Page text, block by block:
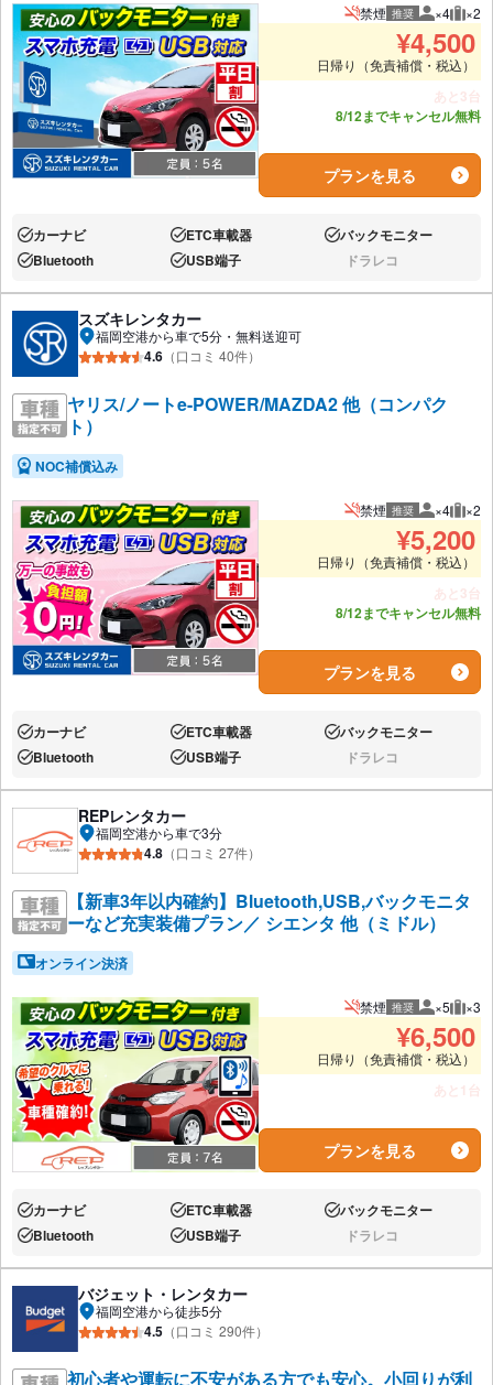
禁煙 推奨 推奨人数
×4 推
×2
¥4,500
日帰り（免責補償・税込）
あと3台
8/12までキャンセル無料
プランを見る
あり:カーナビ あり:ETC車載器 あり:バックモニター
あり:Bluetooth あり:USB端子 なし:ドラレコ
スズキレンタカー
福岡空港から車で5分・無料送迎可
4.6 （口コミ 40件）
ヤリス/ノートe-POWER/MAZDA2 他（コンパク
ト）
NOC補償込み
禁煙 推奨 推奨人数
×4 推
×2
¥5,200
日帰り（免責補償・税込）
あと3台
8/12までキャンセル無料
プランを見る
あり:カーナビ あり:ETC車載器 あり:バックモニター
あり:Bluetooth あり:USB端子 なし:ドラレコ
REPレンタカー
福岡空港から車で3分
4.8 （口コミ 27件）
【新車3年以内確約】Bluetooth,USB,バックモニタ
ーなど充実装備プラン／ シエンタ 他（ミドル）
オンライン決済
禁煙 推奨 推奨人数
×5 推
×3
¥6,500
日帰り（免責補償・税込）
あと1台
プランを見る
あり:カーナビ あり:ETC車載器 あり:バックモニター
あり:Bluetooth あり:USB端子 なし:ドラレコ
バジェット・レンタカー
福岡空港から徒歩5分
4.5 （口コミ 290件）
初心者や運転に不安がある方でも安心。小回りが利